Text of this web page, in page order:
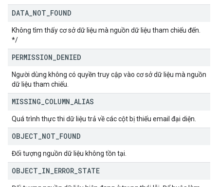
DATA NOT FOUND
Không tìm thấy cơ sở dữ liệu mà nguồn dữ liệu tham chiếu đến.
*/
PERMISSION DENIED
Người dùng không có quyền truy cập vào cơ sở dữ liệu mà nguồn
dữ liệu tham chiếu.
MISSING COLUMN ALIAS
Quá trình thực thi dữ liệu trả về các cột bị thiếu email đại diện.
OBJECT NOT FOUND
Đối tượng nguồn dữ liệu không tồn tại.
OBJECT IN ERROR STATE